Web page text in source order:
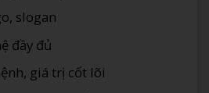
slogan
đầy đủ
giá trị cốt lõi